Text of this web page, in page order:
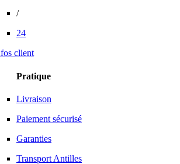
/
24
client
Pratique
Livraison
Paiement sécurisé
Garanties
Transport Antilles